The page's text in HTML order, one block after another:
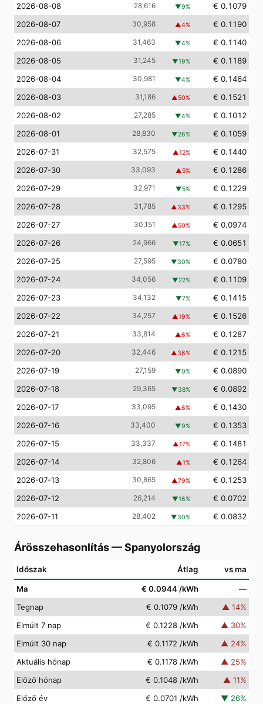
2026-08-08
28,616 ▼9%
€ 0.1079
2026-08-07
30,958 ▲4%
€ 0.1190
2026-08-06
31,463 ▼4%
€ 0.1140
2026-08-05
31,245 ▼19%
€ 0.1189
2026-08-04
30,981 ▼4%
€ 0.1464
2026-08-03
31,186 ▲50%
€ 0.1521
2026-08-02
27,285 ▼4%
€ 0.1012
2026-08-01
28,830 ▼26%
€ 0.1059
2026-07-31
32,575 ▲12%
€ 0.1440
2026-07-30
33,093 ▲5%
€ 0.1286
2026-07-29
32,971 ▼5%
€ 0.1229
2026-07-28
31,785 ▲33%
€ 0.1295
2026-07-27
30,151 ▲50%
€ 0.0974
2026-07-26
24,966 ▼17%
€ 0.0651
2026-07-25
27,595 ▼30%
€ 0.0780
2026-07-24
34,056 ▼22%
€ 0.1109
2026-07-23
34,132 ▼7%
€ 0.1415
2026-07-22
34,257 ▲19%
€ 0.1526
2026-07-21
33,814 ▲6%
€ 0.1287
2026-07-20
32,446 ▲36%
€ 0.1215
2026-07-19
27,159 ▼0%
€ 0.0890
2026-07-18
29,365 ▼38%
€ 0.0892
2026-07-17
33,095 ▲6%
€ 0.1430
2026-07-16
33,400 ▼9%
€ 0.1353
2026-07-15
33,337 ▲17%
€ 0.1481
2026-07-14
32,806 ▲1%
€ 0.1264
2026-07-13
30,865 ▲79%
€ 0.1253
2026-07-12
26,214 ▼16%
€ 0.0702
2026-07-11
28,402 ▼30% € 0.0832
Árösszehasonlítás—Spanyolország
Időszak Átlag vs ma
Ma € 0.0944 /kWh
—
Tegnap
€ 0.1079 /kWh ▲ 14%
Elmúlt 7 nap
€ 0.1228 /kWh ▲ 30%
Elmúlt 30 nap
€ 0.1172 /kWh ▲ 24%
Aktuális hónap
€ 0.1178 /kWh ▲ 25%
Előző hónap
€ 0.1048 /kWh ▲ 11%
Előző év
€ 0.0701 /kWh ▼ 26%